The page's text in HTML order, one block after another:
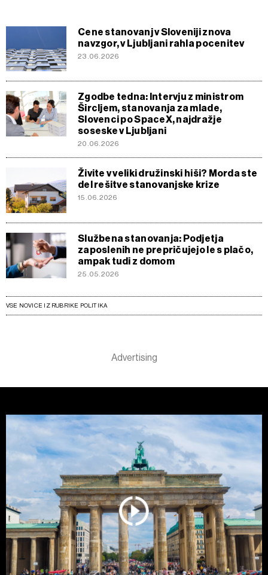
Cene stanovanj v Sloveniji znova
navzgor, v Ljubljani rahla pocenitev
23.06.2026
Zgodbe tedna: Intervju z ministrom
Šircljem, stanovanja za mlade,
Slovenci po SpaceX, najdražje
soseske v Ljubljani
20.06.2026
Živite v veliki družinski hiši? Morda ste
del rešitve stanovanjske krize
15.06.2026
Službena stanovanja: Podjetja
zaposlenih ne prepričujejo le s plačo,
ampak tudi z domom
25.05.2026
VSE NOVICE IZ RUBRIKE POLITIKA